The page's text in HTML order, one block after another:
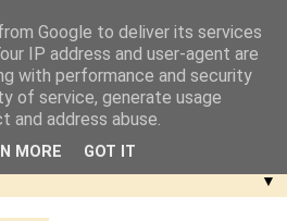
▼
Google to deliver its services
IP address and user-agent are
with performance and security
of service, generate usage
address abuse.
MORE GOT IT